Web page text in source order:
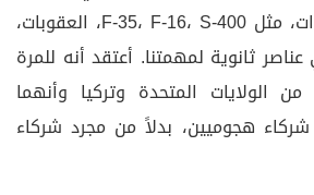
على مدار خمس سنوات، مثل F-35، F-16، S-400، العقوبات،
ثانوية لمهمتنا. أعتقد أنه للمرة
من الولايات المتحدة وتركيا وأنهما
شركاء هجوميين، بدلاً من مجرد شركاء